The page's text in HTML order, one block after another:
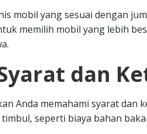
mobil yang sesuai dengan
memilih mobil yang lebih
dan
Anda memahami syarat
seperti biaya bahan